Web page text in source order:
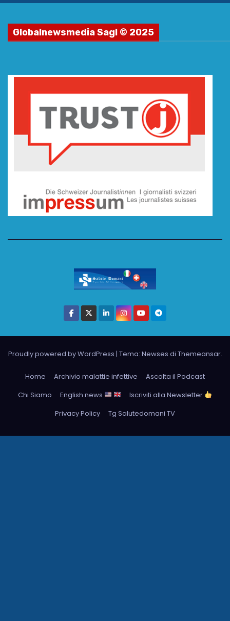
Globalnewsmedia Sagl © 2025
Proudly powered by WordPress | Tema: Newses di Themeansar.
Home Archivio malattie infettive
Ascolta il Podcast
Chi Siamo
English news
Iscriviti alla Newsletter
Privacy Policy
Tg Salutedomani TV